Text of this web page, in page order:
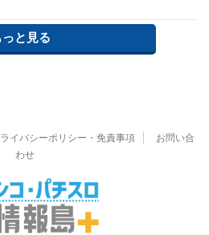
っと見る
イバシーポリシー・免責事項
お問い合
わせ